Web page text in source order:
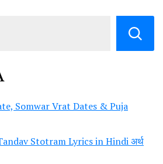
Somwar Vrat Dates & Puja
Tandav Stotram Lyrics in Hindi अर्थ